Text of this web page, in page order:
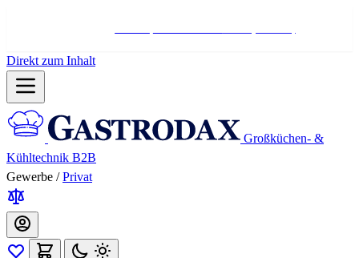
Direkt zum Inhalt
Großküchen- &
Kühltechnik B2B
Gewerbe / Privat